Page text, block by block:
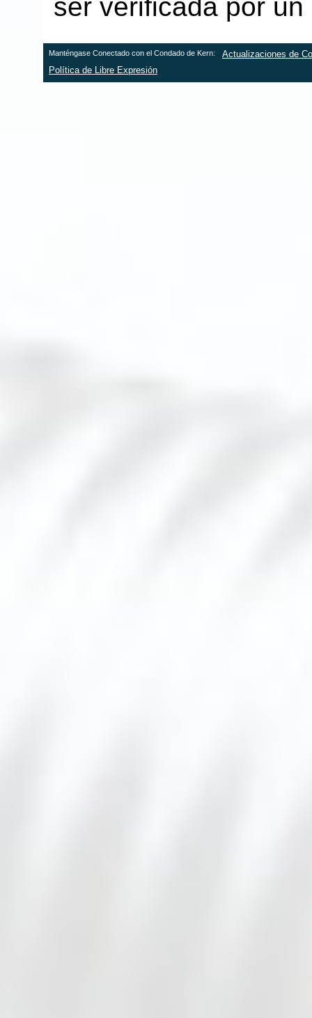
ser verificada por
Manténgase Conectado con el Condado de Kern:
Actualizaciones de
Política de Libre Expresión